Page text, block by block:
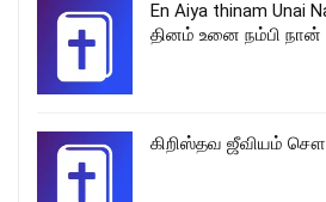
En Aiya thinam Unai
தினம் உனை நம்பி நான்
கிறிஸ்தவ ஜீவியம்